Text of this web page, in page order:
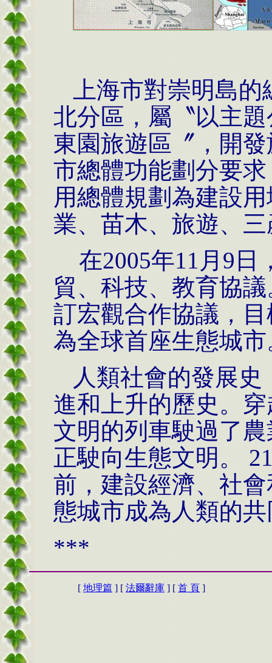
上海市對崇明島
北分區，屬〝以主
東園旅遊區〞，開
市總體功能劃分要
用總體規劃為建設
業、苗木、旅遊、
在2005年11 月 9 日
貿、科技、教育協
訂宏觀合作協議，
為全球首座生態城市
人類社會的發展
進和上升的歷史。
文明的列車駛過了
正駛向生態文明。
前，建設經濟、社
態城市成為人類的
***
[ 地理篇 ] [ 法爾辭庫 ] [ 首 頁 ]